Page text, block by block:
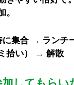
。
に集合 → ランチ
拾い） → 解散